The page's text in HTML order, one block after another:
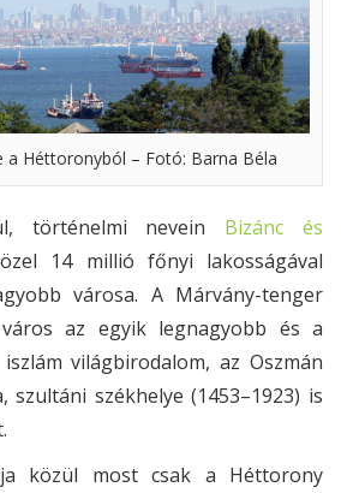
a Héttoronyból – Fotó: Barna Béla
történelmi nevein Bizánc és
14 millió főnyi lakosságával
városa. A Márvány-tenger
az egyik legnagyobb és a
világbirodalom, az Oszmán
szultáni székhelye (1453–1923) is
közül most csak a Héttorony